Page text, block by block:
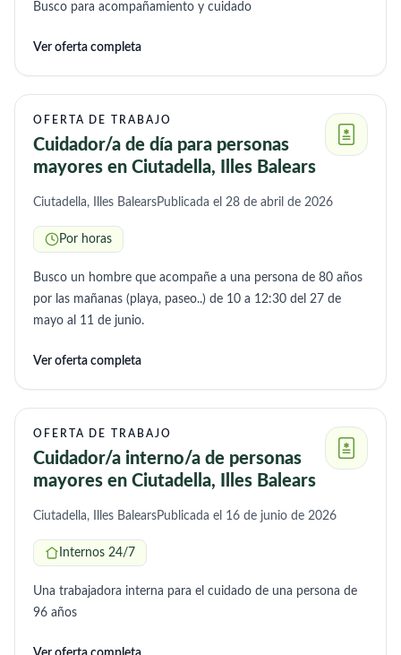
Busco para acompañamiento y cuidado
Ver oferta completa
OFERTA DE TRABAJO
Cuidador/a de día para personas
mayores en Ciutadella, Illes Balears
Ciutadella, Illes BalearsPublicada el 28 de abril de 2026
Por horas
Busco un hombre que acompañe a una persona de 80 años
por las mañanas (playa, paseo..) de 10 a 12:30 del 27 de
mayo al 11 de junio.
Ver oferta completa
OFERTA DE TRABAJO
Cuidador/a interno/a de personas
mayores en Ciutadella, Illes Balears
Ciutadella, Illes BalearsPublicada el 16 de junio de 2026
Internos 24/7
Una trabajadora interna para el cuidado de una persona de
96 años